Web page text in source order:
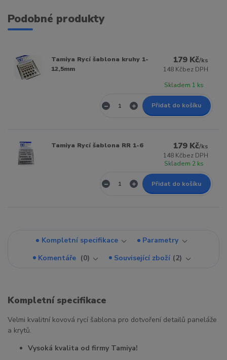
Podobné produkty
Tamiya Rycí šablona kruhy 1-
12,5mm
179 Kč/ks
148 Kčbez DPH
Skladem 1 ks
Přidat do košíku
Tamiya Rycí šablona RR 1-6 179 Kč/ks
148 Kčbez DPH
Skladem 2 ks
Přidat do košíku
Kompletní specifikace
Parametry
Komentáře
0 Související zboží 2
Kompletní specifikace
Velmi kvalitní kovová rycí šablona pro dotvoření detailů paneláže
a krytů.
Vysoká kvalita od firmy Tamiya!